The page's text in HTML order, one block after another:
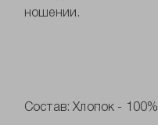
ношении.
Состав: Хлопок - 100%